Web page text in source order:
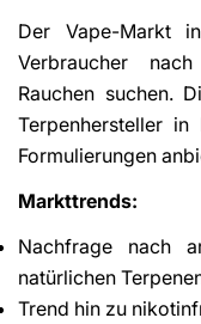
Der Vape-Markt
Verbraucher
Rauchen suchen.
Terpenhersteller
Formulierungen
Markttrends:
Nachfrage nach
natürlichen
Trend hin zu